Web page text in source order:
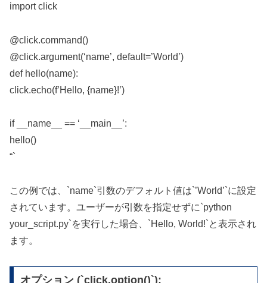
import click
@click.command()
@click.argument(‘name’, default=’World’)
def hello(name):
click.echo(f’Hello, {name}!’)
if __name__ == ‘__main__’:
hello()
“`
この例では、`name`引数のデフォルト値は`’World’`に設定
されています。ユーザーが引数を指定せずに`python
your_script.py`を実行した場合、`Hello, World!`と表示され
ます。
オプション (`click.option()`):